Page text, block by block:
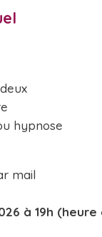
hypnose
mail
à 19h (heure